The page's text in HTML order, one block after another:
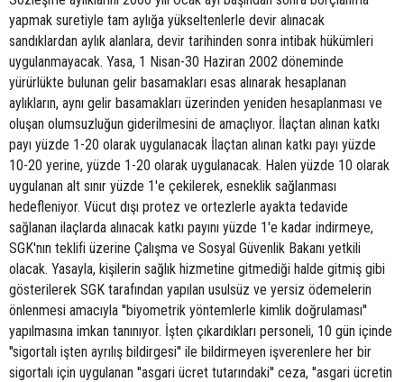
yapmak suretiyle tam aylığa yükseltenlerle devir alınacak
sandıklardan aylık alanlara, devir tarihinden sonra intibak hükümleri
uygulanmayacak. Yasa, 1 Nisan-30 Haziran 2002 döneminde
yürürlükte bulunan gelir basamakları esas alınarak hesaplanan
aylıkların, aynı gelir basamakları üzerinden yeniden hesaplanması ve
oluşan olumsuzluğun giderilmesini de amaçlıyor. İlaçtan alınan katkı
payı yüzde 1-20 olarak uygulanacak İlaçtan alınan katkı payı yüzde
10-20 yerine, yüzde 1-20 olarak uygulanacak. Halen yüzde 10 olarak
uygulanan alt sınır yüzde 1'e çekilerek, esneklik sağlanması
hedefleniyor. Vücut dışı protez ve ortezlerle ayakta tedavide
sağlanan ilaçlarda alınacak katkı payını yüzde 1'e kadar indirmeye,
SGK'nın teklifi üzerine Çalışma ve Sosyal Güvenlik Bakanı yetkili
olacak. Yasayla, kişilerin sağlık hizmetine gitmediği halde gitmiş gibi
gösterilerek SGK tarafından yapılan usulsüz ve yersiz ödemelerin
önlenmesi amacıyla ''biyometrik yöntemlerle kimlik doğrulaması''
yapılmasına imkan tanınıyor. İşten çıkardıkları personeli, 10 gün içinde
''sigortalı işten ayrılış bildirgesi'' ile bildirmeyen işverenlere her bir
sigortalı için uygulanan ''asgari ücret tutarındaki'' ceza, ''asgari ücretin